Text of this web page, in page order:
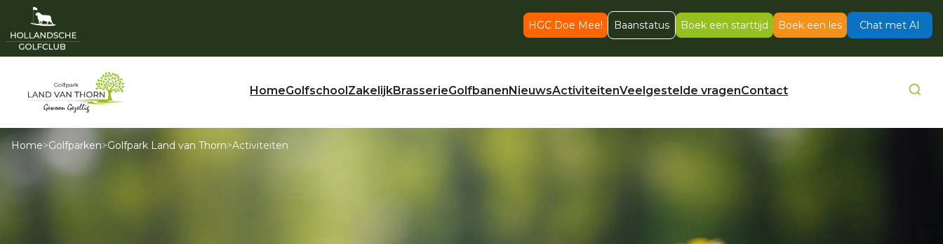
HGC Doe Mee! Baanstatus Boek een starttijd Boek een les Chat met AI
HomeGolfschoolZakelijkBrasserieGolfbanenNieuwsActiviteitenVeelgestelde vragenContact
Home>Golfparken>Golfpark Land van Thorn>Activiteiten